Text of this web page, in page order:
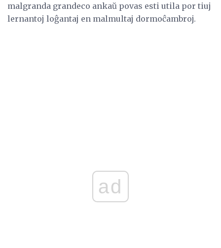
malgranda grandeco ankaŭ povas esti utila por tiuj
lernantoj loĝantaj en malmultaj dormoĉambroj.
ad